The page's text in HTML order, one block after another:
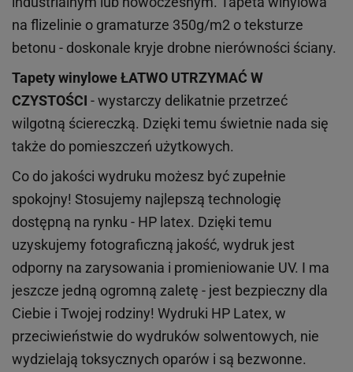
na flizelinie o gramaturze 350g/m2 o teksturze
betonu - doskonale kryje drobne nierówności ściany.
Tapety winyloweŁATWO UTRZYMAĆ W
CZYSTOŚCI - wystarczy delikatnie przetrzeć
wilgotną ściereczką. Dzięki temu świetnie nada się
także do pomieszczeń użytkowych.
Co do jakości wydruku możesz być zupełnie
spokojny! Stosujemy najlepszą technologię
dostępną na rynku - HP latex. Dzięki temu
uzyskujemy fotograficzną jakość, wydruk jest
odporny na zarysowania i promieniowanie UV. I ma
jeszcze jedną ogromną zaletę - jest bezpieczny dla
Ciebie i Twojej rodziny! Wydruki HP Latex, w
przeciwieństwie do wydruków solwentowych, nie
wydzielają toksycznych oparów i są bezwonne.